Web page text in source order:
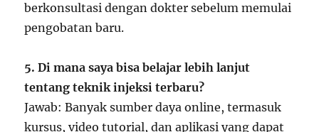
berkonsultasi dengan dokter sebelum memulai
pengobatan baru.
5. Di mana saya bisa belajar lebih lanjut
tentang teknik injeksi terbaru?
Jawab: Banyak sumber daya online, termasuk
kursus, video tutorial, dan aplikasi yang dapat